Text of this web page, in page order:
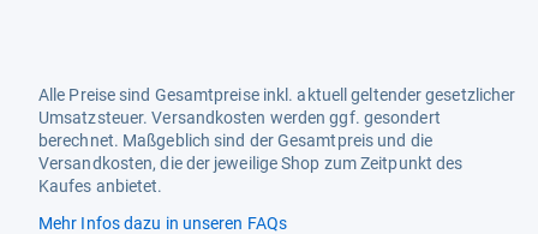
Alle Preise sind Gesamtpreise inkl. aktuell geltender gesetzlicher
Umsatzsteuer. Versandkosten werden ggf. gesondert
berechnet. Maßgeblich sind der Gesamtpreis und die
Versandkosten, die der jeweilige Shop zum Zeitpunkt des
Kaufes anbietet.
Mehr Infos dazu in unseren FAQs